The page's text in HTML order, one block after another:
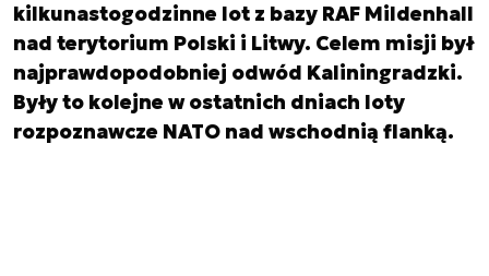
kilkunastogodzinne lot z bazy RAF Mildenhall
nad terytorium Polski i Litwy. Celem misji był
najprawdopodobniej odwód Kaliningradzki.
Były to kolejne w ostatnich dniach loty
rozpoznawcze NATO nad wschodnią flanką.